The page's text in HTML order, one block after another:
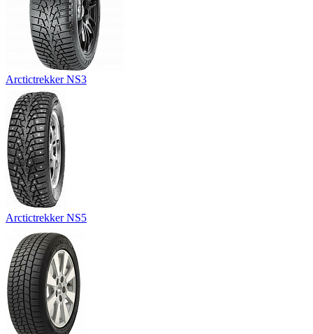
Arctictrekker NS3
Arctictrekker NS5